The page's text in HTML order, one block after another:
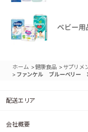
ホーム >健康食品 >サプリメ
> ファンケル ブルーベリー
配送エリア
会社概要